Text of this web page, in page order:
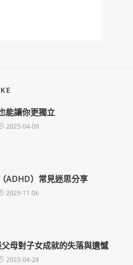
能讓你更獨立
2025-04-09
ADHD）常見迷思分享
2025-11-06
母對子女成就的失落與遺憾
2023-04-28